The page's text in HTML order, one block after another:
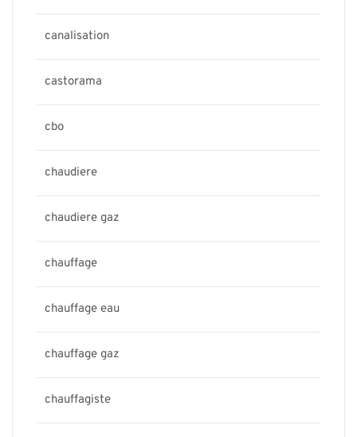
canalisation
castorama
cbo
chaudiere
chaudiere gaz
chauffage
chauffage eau
chauffage gaz
chauffagiste